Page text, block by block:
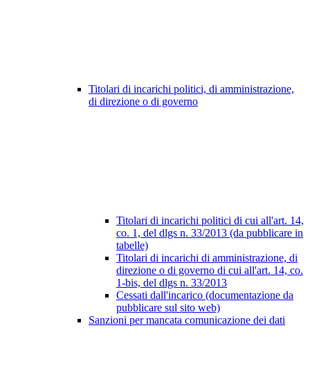
Titolari di incarichi politici, di amministrazione,
di direzione o di governo
Titolari di incarichi politici di cui all'art. 14,
co. 1, del dlgs n. 33/2013 (da pubblicare in
tabelle)
Titolari di incarichi di amministrazione, di
direzione o di governo di cui all'art. 14, co.
1-bis, del dlgs n. 33/2013
Cessati dall'incarico (documentazione da
pubblicare sul sito web)
Sanzioni per mancata comunicazione dei dati